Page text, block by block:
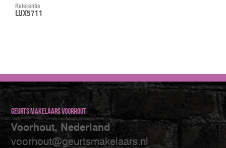
Referentie
LUX5711
Geurts makelaars Voorhout
Voorhout, Nederland
voorhout@geurtsmakelaars.nl